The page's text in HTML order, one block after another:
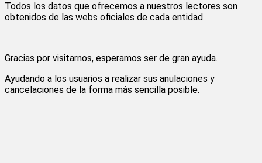
Todos los datos que ofrecemos a nuestros lectores son
obtenidos de las webs oficiales de cada entidad.
Gracias por visitarnos, esperamos ser de gran ayuda.
Ayudando a los usuarios a realizar sus anulaciones y
cancelaciones de la forma más sencilla posible.